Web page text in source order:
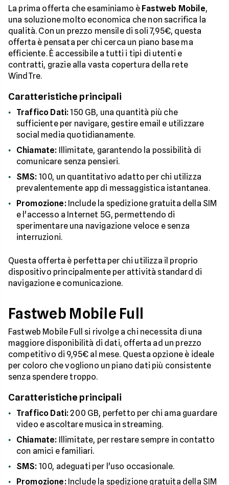
La prima offerta che esaminiamo è Fastweb Mobile,
una soluzione molto economica che non sacrifica la
qualità. Con un prezzo mensile di soli 7,95€, questa
offerta è pensata per chi cerca un piano base ma
efficiente. È accessibile a tutti i tipi di utenti e
contratti, grazie alla vasta copertura della rete
WindTre.
Caratteristiche principali
Traffico Dati:150 GB, una quantità più che
sufficiente per navigare, gestire email e utilizzare
social media quotidianamente.
Chiamate: Illimitate, garantendo la possibilità di
comunicare senza pensieri.
SMS: 100, un quantitativo adatto per chi utilizza
prevalentemente app di messaggistica istantanea.
Promozione:Include la spedizione gratuita della SIM
e l'accesso a Internet 5G, permettendo di
sperimentare una navigazione veloce e senza
interruzioni.
Questa offerta è perfetta per chi utilizza il proprio
dispositivo principalmente per attività standard di
navigazione e comunicazione.
Fastweb Mobile Full
Fastweb Mobile Full si rivolge a chi necessita di una
maggiore disponibilità di dati, offerta ad un prezzo
competitivo di 9,95€ al mese. Questa opzione è ideale
per coloro che vogliono un piano dati più consistente
senza spendere troppo.
Caratteristiche principali
Traffico Dati:200 GB, perfetto per chi ama guardare
video e ascoltare musica in streaming.
Chiamate: Illimitate, per restare sempre in contatto
con amici e familiari.
SMS: 100, adeguati per l'uso occasionale.
Promozione:Include la spedizione gratuita della SIM